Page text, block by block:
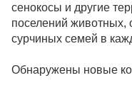
сенокосы и другие
поселений животных,
сурчиных семей в
Обнаружены новые